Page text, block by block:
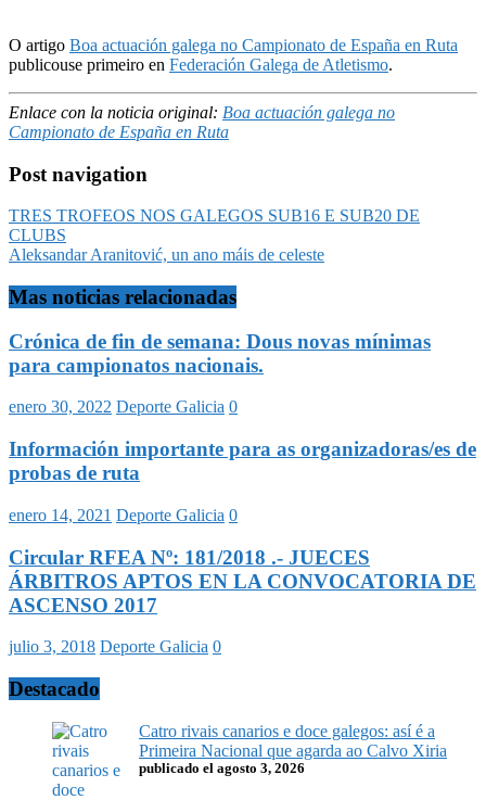
O artigo Boa actuación galega no Campionato de España en Ruta
publicouse primeiro en Federación Galega de Atletismo.
Enlace con la noticia original: Boa actuación galega no
Campionato de España en Ruta
Post navigation
TRES TROFEOS NOS GALEGOS SUB16 E SUB20 DE
CLUBS
Aleksandar Aranitović, un ano máis de celeste
Mas noticias relacionadas
Crónica de fin de semana: Dous novas mínimas
para campionatos nacionais.
enero 30, 2022 Deporte Galicia 0
Información importante para as organizadoras/es de
probas de ruta
enero 14, 2021 Deporte Galicia 0
Circular RFEA Nº: 181/2018 .- JUECES
ÁRBITROS APTOS EN LA CONVOCATORIA DE
ASCENSO 2017
julio 3, 2018 Deporte Galicia 0
Destacado
Catro rivais canarios e doce galegos: así é a
Primeira Nacional que agarda ao Calvo Xiria
publicado el agosto 3, 2026